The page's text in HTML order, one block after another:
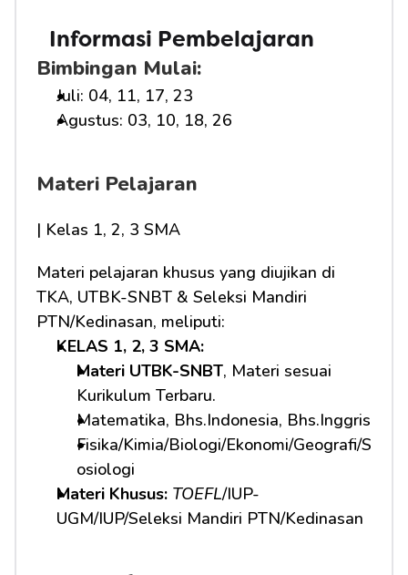
Informasi Pembelajaran
Bimbingan Mulai:
Juli: 04, 11, 17, 23
Agustus: 03, 10, 18, 26
Materi Pelajaran
| Kelas 1, 2, 3 SMA
Materi pelajaran khusus yang diujikan di
TKA, UTBK-SNBT & Seleksi Mandiri
PTN/Kedinasan, meliputi:
KELAS 1, 2, 3 SMA:
Materi UTBK-SNBT, Materi sesuai
Kurikulum Terbaru.
Matematika, Bhs.Indonesia, Bhs.Inggris
Fisika/Kimia/Biologi/Ekonomi/Geografi/S
osiologi
Materi Khusus: TOEFL/IUP-
UGM/IUP/Seleksi Mandiri PTN/Kedinasan